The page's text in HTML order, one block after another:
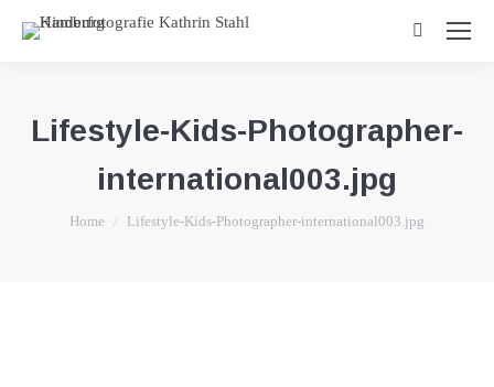
Search:
Lifestyle-Kids-Photographer-
international003.jpg
You are here:
Home Lifestyle-Kids-Photographer-international003.jpg